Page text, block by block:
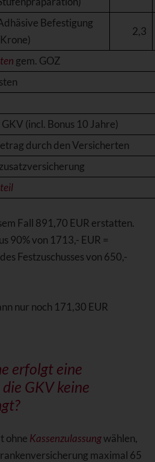
Befestigung
2,3
gem. GOZ
GKV (incl. Bonus 10 Jahre)
durch den Versicherten
Fall 891,70 EUR erstatten.
90% von 1713,- EUR =
Festzuschusses von 650,-
nur noch 171,30 EUR
erfolgt eine
GKV keine
ohne Kassenzulassungwählen,
maximal 65